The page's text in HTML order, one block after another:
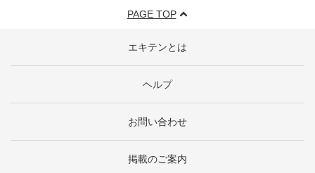
PAGE TOP
エキテンとは
ヘルプ
お問い合わせ
掲載のご案内